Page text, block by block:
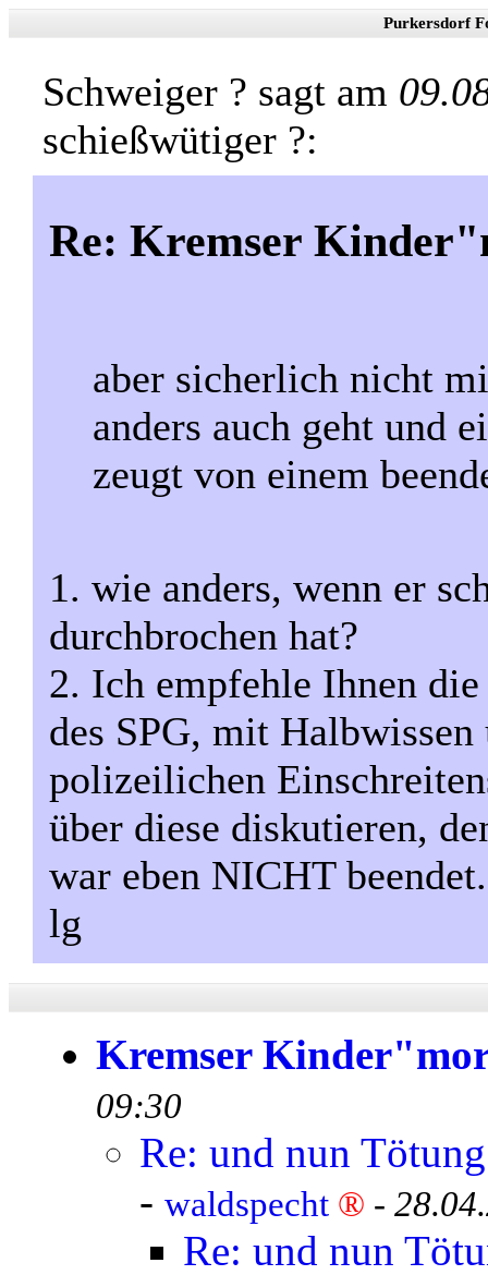
Purkersdorf
Schweiger ? sagt am
schießwütiger ?:
Re: Kremser
aber sicherlich nicht
anders auch geht und
zeugt von einem
1. wie anders, wenn er
durchbrochen hat?
2. Ich empfehle Ihnen
des SPG, mit
polizeilichen
über diese diskutieren,
war eben NICHT beendet.
lg
Kremser
09:30
Re: und nun
- waldspecht ® -
Re: und nun